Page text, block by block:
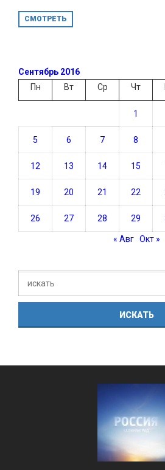
СМОТРЕТЬ
Сентябрь 2016
Пн
Вт Ср Чт
1
5 6 7 8
12 13 14 15
19 20 21 22
26 27 28 29
« Авг Окт »